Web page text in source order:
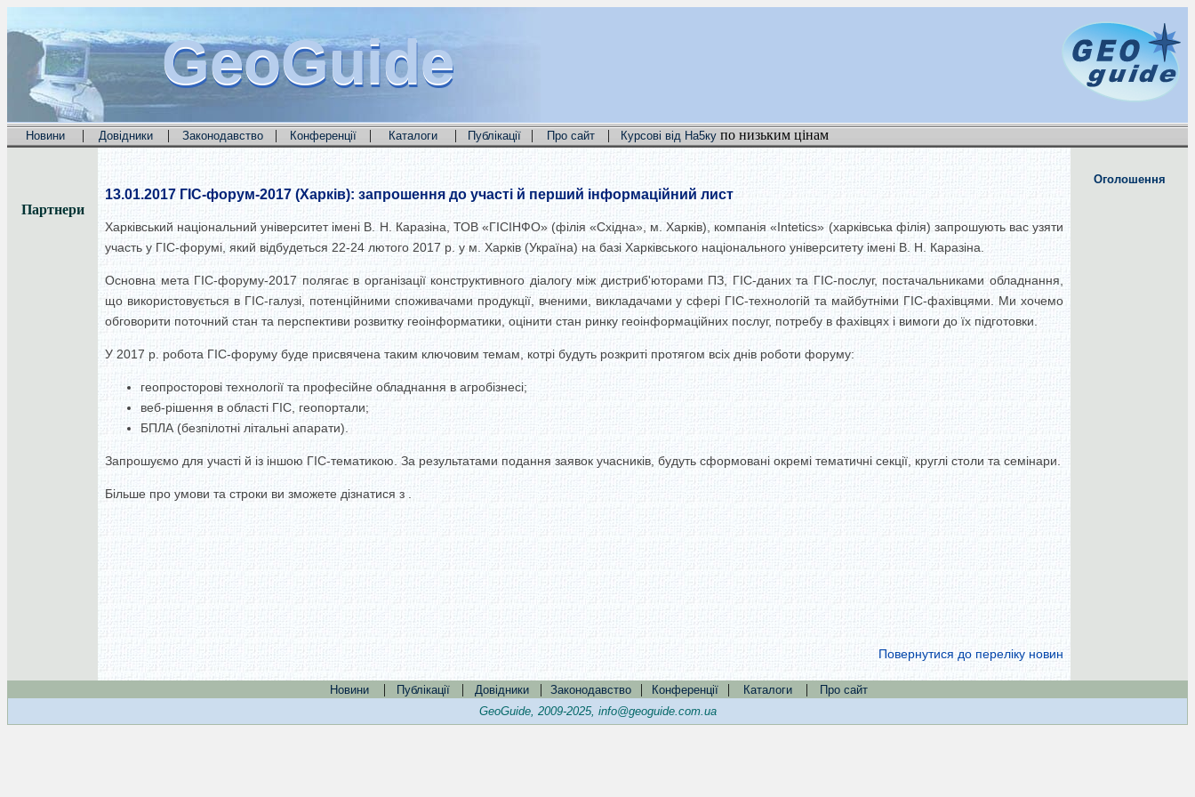
GeoGuide
GeoGuide
GeoGuide
Новини | Довідники | Законодавство | Конференції | Каталоги | Публікації | Про сайт | Курсові від На5ку по низьким цінам
Партнери
13.01.2017 ГІС-форум-2017 (Харків): запрошення до участі й перший інформаційний лист
Харківський національний університет імені В. Н. Каразіна, ТОВ «ГІСІНФО» (філія «Східна», м. Харків), компанія «Intetics» (харківська філія) запрошують вас узяти
участь у ГІС-форумі, який відбудеться 22-24 лютого 2017 р. у м. Харків (Україна) на базі Харківського національного університету імені В. Н. Каразіна.
Основна мета ГІС-форуму-2017 полягає в організації конструктивного діалогу між дистриб'юторами ПЗ, ГІС-даних та ГІС-послуг, постачальниками обладнання,
що використовується в ГІС-галузі, потенційними споживачами продукції, вченими, викладачами у сфері ГІС-технологій та майбутніми ГІС-фахівцями. Ми хочемо
обговорити поточний стан та перспективи розвитку геоінформатики, оцінити стан ринку геоінформаційних послуг, потребу в фахівцях і вимоги до їх підготовки.
У 2017 р. робота ГІС-форуму буде присвячена таким ключовим темам, котрі будуть розкриті протягом всіх днів роботи форуму:
геопросторові технології та професійне обладнання в агробізнесі;
веб-рішення в області ГІС, геопортали;
БПЛА (безпілотні літальні апарати).
Запрошуємо для участі й із іншою ГІС-тематикою. За результатами подання заявок учасників, будуть сформовані окремі тематичні секції, круглі столи та семінари.
Більше про умови та строки ви зможете дізнатися з .
Повернутися до переліку новин
Оголошення
Новини | Публікації | Довідники | Законодавство | Конференції | Каталоги |
Про сайт
GeoGuide, 2009-2025, info@geoguide.com.ua